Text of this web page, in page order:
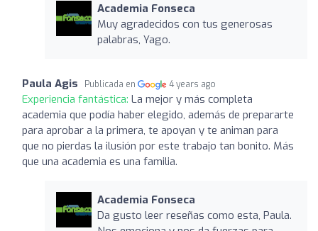
Academia Fonseca
Muy agradecidos con tus generosas
palabras, Yago.
Paula Agis Publicada en 4 years ago
Experiencia fantástica: La mejor y más completa
academia que podía haber elegido, además de prepararte
para aprobar a la primera, te apoyan y te animan para
que no pierdas la ilusión por este trabajo tan bonito. Más
que una academia es una familia.
Academia Fonseca
Da gusto leer reseñas como esta, Paula.